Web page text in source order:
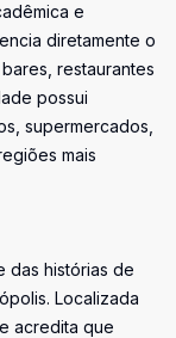
e
diretamente o
restaurantes
possui
supermercados,
mais
das histórias de
Localizada
acredita que